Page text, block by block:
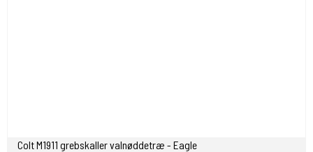
Colt M1911 grebskaller valnøddetræ - Eagle